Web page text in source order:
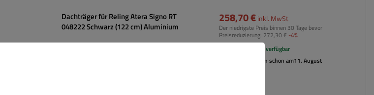
Dachträger für Reling Atera Signo RT
048222 Schwarz (122 cm) Aluminium
258,70 €inkl. MwSt
Der niedrigste Preis binnen 30 Tage bevor
Preisreduzierung: 272,30 € -4%
Große Menge verfügbar
Wir versenden schon am11. August